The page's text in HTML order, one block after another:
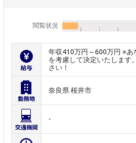
閲覧状況
年収410万円～600万円 ※あ
を考慮して決定いたします
さい！
奈良県 桜井市
-